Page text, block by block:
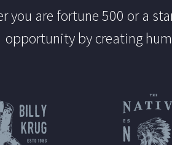
you are fortune 500 or a
opportunity by creating